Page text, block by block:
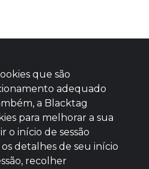
Baixe agora nosso app
que são
adequado
a Blacktag
para melhorar a sua
o início de sessão
detalhes de seu início
recolher